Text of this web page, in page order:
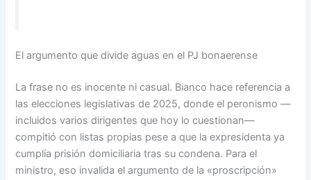
El argumento que divide aguas en el PJ bonaerense
La frase no es inocente ni casual. Bianco hace referencia a
las elecciones legislativas de 2025, donde el peronismo —
incluidos varios dirigentes que hoy lo cuestionan—
compitió con listas propias pese a que la expresidenta ya
cumplía prisión domiciliaria tras su condena. Para el
ministro, eso invalida el argumento de la «proscripción»